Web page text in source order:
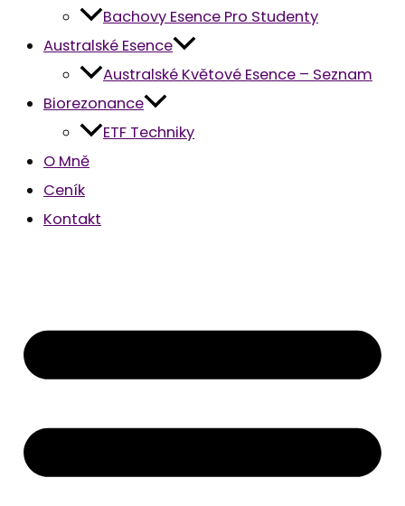
Bachovy Esence Pro Studenty
Australské Esence
Australské Květové Esence – Seznam
Biorezonance
ETF Techniky
O Mně
Ceník
Kontakt